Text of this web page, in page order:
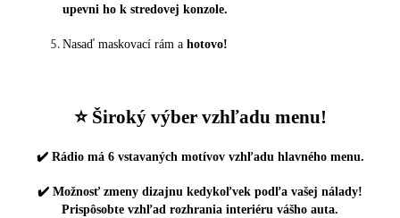
upevni ho k stredovej konzole.
Nasaď maskovací rám a hotovo!
⭐️ Široký výber vzhľadu menu!
✔️ Rádio má 6 vstavaných motívov vzhľadu hlavného menu.
✔️ Možnosť zmeny dizajnu kedykoľvek podľa vašej nálady!
Prispôsobte vzhľad rozhrania interiéru vášho auta.